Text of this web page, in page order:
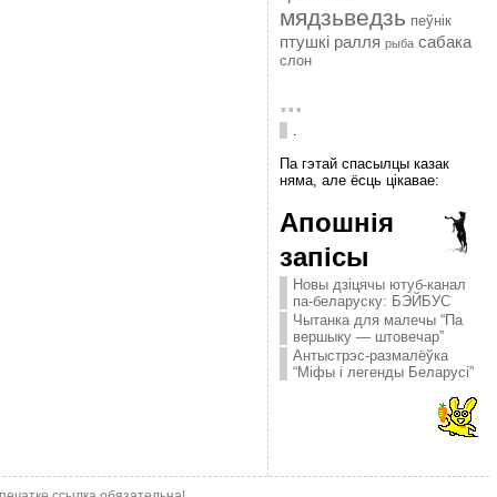
мядзьведзь пеўнік
птушкі ралля рыба сабака
слон
...
.
Па гэтай спасылцы казак
няма, але ёсць цікавае:
Апошнія
запісы
Новы дзіцячы ютуб-канал
па-беларуску: БЭЙБУС
Чытанка для малечы “Па
вершыку — штовечар”
Антыстрэс-размалёўка
“Міфы і легенды Беларусі”